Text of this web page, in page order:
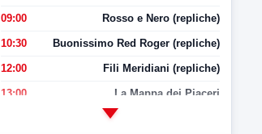
09:00 Rosso e Nero (repliche)
10:30 Buonissimo Red Roger (repliche)
12:00 Fili Meridiani (repliche)
13:00 La Mappa dei Piaceri